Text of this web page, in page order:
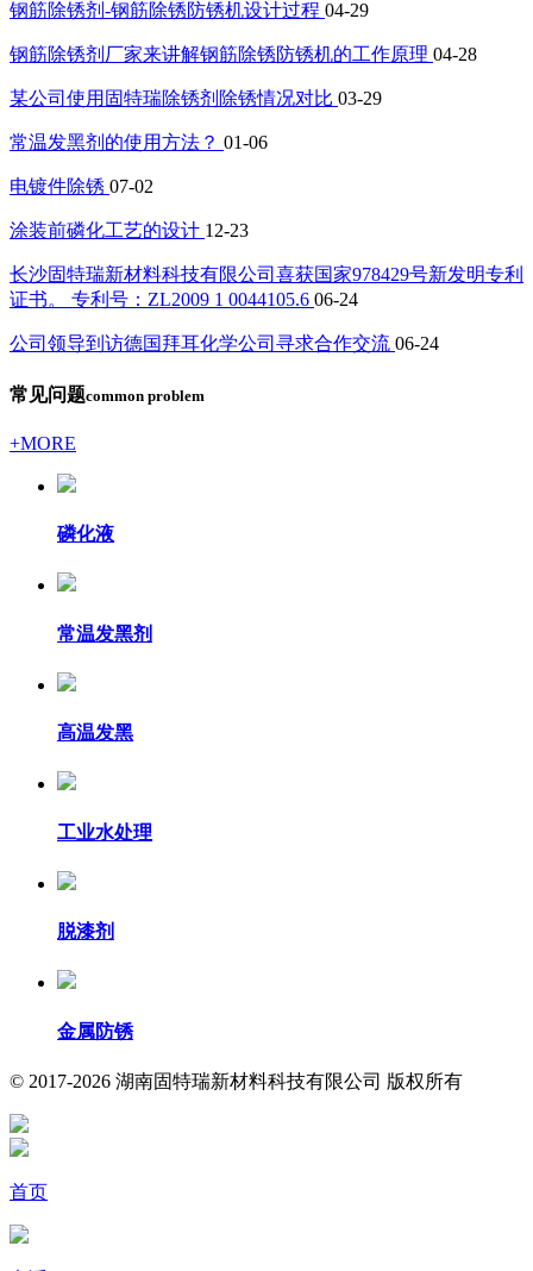
钢筋除锈剂-钢筋除锈防锈机设计过程 04-29
钢筋除锈剂厂家来讲解钢筋除锈防锈机的工作原理 04-28
某公司使用固特瑞除锈剂除锈情况对比 03-29
常温发黑剂的使用方法？ 01-06
电镀件除锈 07-02
涂装前磷化工艺的设计 12-23
长沙固特瑞新材料科技有限公司喜获国家978429号新发明专利
证书。 专利号：ZL2009 1 0044105.6 06-24
公司领导到访德国拜耳化学公司寻求合作交流 06-24
常见问题common problem
+MORE
磷化液
常温发黑剂
高温发黑
工业水处理
脱漆剂
金属防锈
© 2017-2026 湖南固特瑞新材料科技有限公司 版权所有
首页